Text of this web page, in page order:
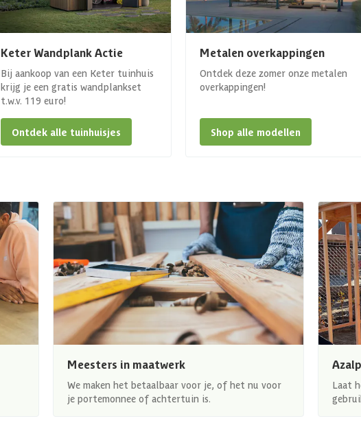
Keter Wandplank Actie
Bij aankoop van een Keter tuinhuis
krijg je een gratis wandplankset
t.w.v. 119 euro!
Ontdek alle tuinhuisjes
Metalen overkappingen
Ontdek deze zomer onze metalen
overkappingen!
Shop alle modellen
Meesters in maatwerk
We maken het betaalbaar voor je, of het nu voor
je portemonnee of achtertuin is.
Laat